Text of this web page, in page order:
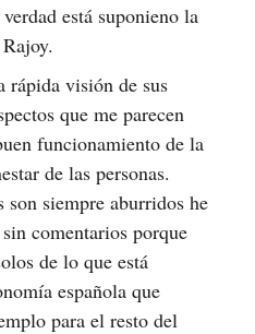
está suponieno la
rápida visión de sus
que me parecen
funcionamiento de la
de las personas.
son siempre aburridos he
comentarios porque
de lo que está
española que
para el resto del